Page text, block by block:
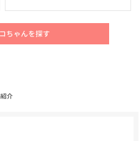
ちゃんを探す
介